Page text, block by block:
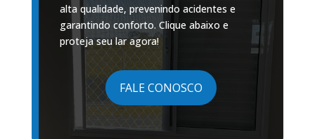
alta qualidade, prevenindo acidentes e
garantindo conforto. Clique abaixo e
proteja seu lar agora!
FALE CONOSCO